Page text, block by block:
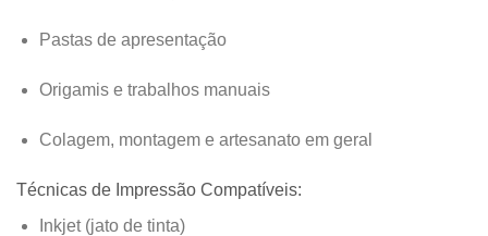
Pastas de apresentação
Origamis e trabalhos manuais
Colagem, montagem e artesanato em geral
Técnicas de Impressão Compatíveis:
Inkjet (jato de tinta)